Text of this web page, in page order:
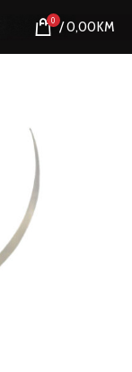
0 /0,00KM